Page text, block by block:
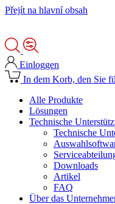
Přejít na hlavní obsah
Einloggen
In dem Korb, den Sie
Alle Produkte
Lösungen
Technische
Technische
Downloads
Artikel
FAQ
Über das